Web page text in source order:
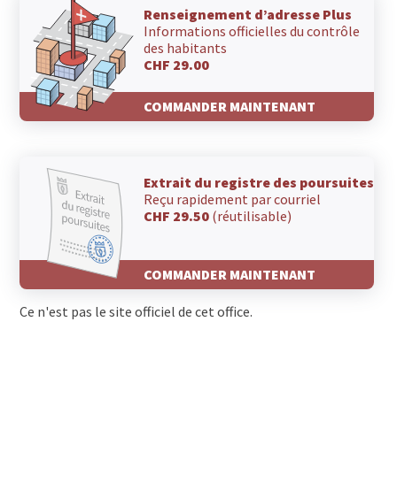
Renseignement d’adresse Plus
Informations officielles du contrôle
des habitants
CHF 29.00
COMMANDER MAINTENANT
Extrait du registre des poursuites
Reçu rapidement par courriel
CHF 29.50 (réutilisable)
COMMANDER MAINTENANT
Ce n'est pas le site officiel de cet office.